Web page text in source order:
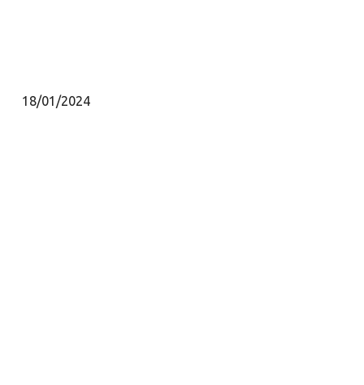
18/01/2024